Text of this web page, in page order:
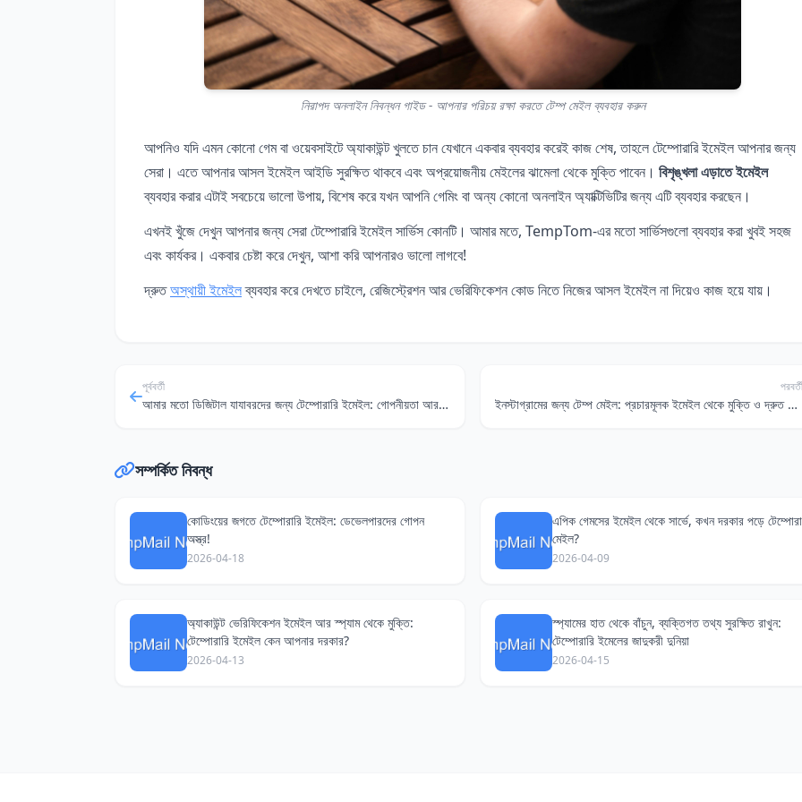
নিরাপদ অনলাইন নিবন্ধন গাইড - আপনার পরিচয় রক্ষা করতে টেম্প মেইল ব্যবহার করুন
আপনিও যদি এমন কোনো গেম বা ওয়েবসাইটে অ্যাকাউন্ট খুলতে চান যেখানে একবার ব্যবহার করেই কাজ শেষ, তাহলে টেম্পোরারি ইমেইল আপনার জন্য
সেরা। এতে আপনার আসল ইমেইল আইডি সুরক্ষিত থাকবে এবং অপ্রয়োজনীয় মেইলের ঝামেলা থেকে মুক্তি পাবেন। বিশৃঙ্খলা এড়াতে ইমেইল
ব্যবহার করার এটাই সবচেয়ে ভালো উপায়, বিশেষ করে যখন আপনি গেমিং বা অন্য কোনো অনলাইন অ্যাক্টিভিটির জন্য এটি ব্যবহার করছেন।
এখনই খুঁজে দেখুন আপনার জন্য সেরা টেম্পোরারি ইমেইল সার্ভিস কোনটি। আমার মতে, TempTom-এর মতো সার্ভিসগুলো ব্যবহার করা খুবই সহজ
এবং কার্যকর। একবার চেষ্টা করে দেখুন, আশা করি আপনারও ভালো লাগবে!
দ্রুতঅস্থায়ী ইমেইলব্যবহার করে দেখতে চাইলে, রেজিস্ট্রেশন আর ভেরিফিকেশন কোড নিতে নিজের আসল ইমেইল না দিয়েও কাজ হয়ে যায়।
পূর্ববর্তী
আমার মতো ডিজিটাল যাযাবরদের জন্য টেম্পোরারি ইমেইল: গোপনীয়তা আর স্থানীয় সাইন-আপের ঝক্কি বাঁচান!
পরবর্তী
ইনস্টাগ্রামের জন্য টেম্প মেইল: প্রচারমূলক ইমেইল থেকে মুক্তি ও দ্রুত অ্যাকাউন্ট খোলার চাবিকাঠি
সম্পর্কিত নিবন্ধ
কোডিংয়ের জগতে টেম্পোরারি ইমেইল: ডেভেলপারদের গোপন
অস্ত্র!
2026-04-18
এপিক গেমসের ইমেইল থেকে সার্ভে, কখন দরকার পড়ে
মেইল?
2026-04-09
অ্যাকাউন্ট ভেরিফিকেশন ইমেইল আর স্প্যাম থেকে মুক্তি:
টেম্পোরারি ইমেইল কেন আপনার দরকার?
2026-04-13
স্প্যামের হাত থেকে বাঁচুন, ব্যক্তিগত তথ্য সুরক্ষিত রাখুন:
টেম্পোরারি ইমেলের জাদুকরী দুনিয়া
2026-04-15